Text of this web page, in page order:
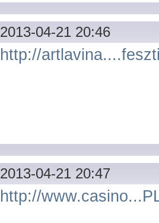
2013-04-21 20:46
http://
2013-04-21 20:47
http://